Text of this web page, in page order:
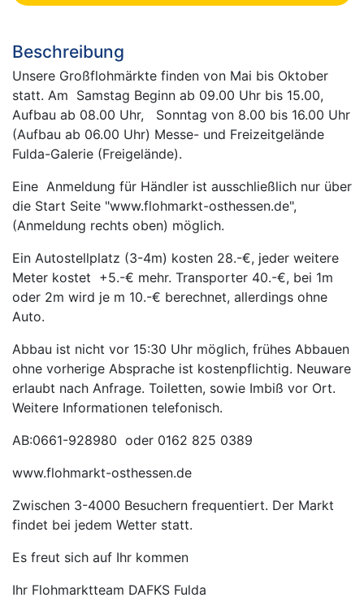
Beschreibung
Unsere Großflohmärkte finden von Mai bis Oktober
statt. Am Samstag Beginn ab 09.00 Uhr bis 15.00,
Aufbau ab 08.00 Uhr, Sonntag von 8.00 bis 16.00 Uhr
(Aufbau ab 06.00 Uhr) Messe- und Freizeitgelände
Fulda-Galerie (Freigelände).
Eine Anmeldung für Händler ist ausschließlich nur über
die Start Seite "www.flohmarkt-osthessen.de",
(Anmeldung rechts oben) möglich.
Ein Autostellplatz (3-4m) kosten 28.-€, jeder weitere
Meter kostet +5.-€ mehr. Transporter 40.-€, bei 1m
oder 2m wird je m 10.-€ berechnet, allerdings ohne
Auto.
Abbau ist nicht vor 15:30 Uhr möglich, frühes Abbauen
ohne vorherige Absprache ist kostenpflichtig. Neuware
erlaubt nach Anfrage. Toiletten, sowie Imbiß vor Ort.
Weitere Informationen telefonisch.
AB:0661-928980 oder 0162 825 0389
www.flohmarkt-osthessen.de
Zwischen 3-4000 Besuchern frequentiert. Der Markt
findet bei jedem Wetter statt.
Es freut sich auf Ihr kommen
Ihr Flohmarktteam DAFKS Fulda